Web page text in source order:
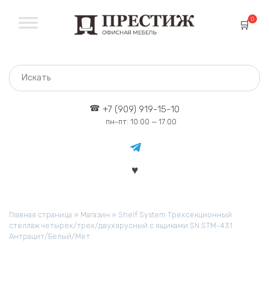
содержанию
0
+7 (909) 919-15-10
пн-пт: 10:00 — 17:00
Главная страница » Магазин » Shelf System Трехсекционный
стеллаж четырех/трех/двухярусный с ящиками SN.STM-431
Антрацит/Белый/Мет